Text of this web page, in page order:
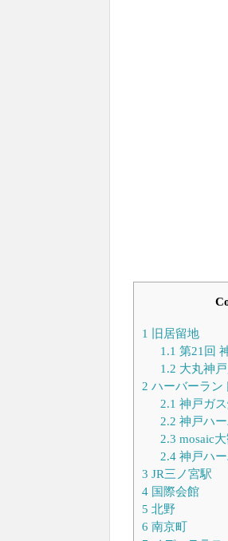
1
旧居留地
1.1 第21回
1.2 大丸神
2 ハーバーラン
2.1 神戸ガ
2.2 神戸ハ
2.3 mosaic
2.4神戸ハー
3 JR三ノ宮駅
4 国際会館
5 北野
6 南京町